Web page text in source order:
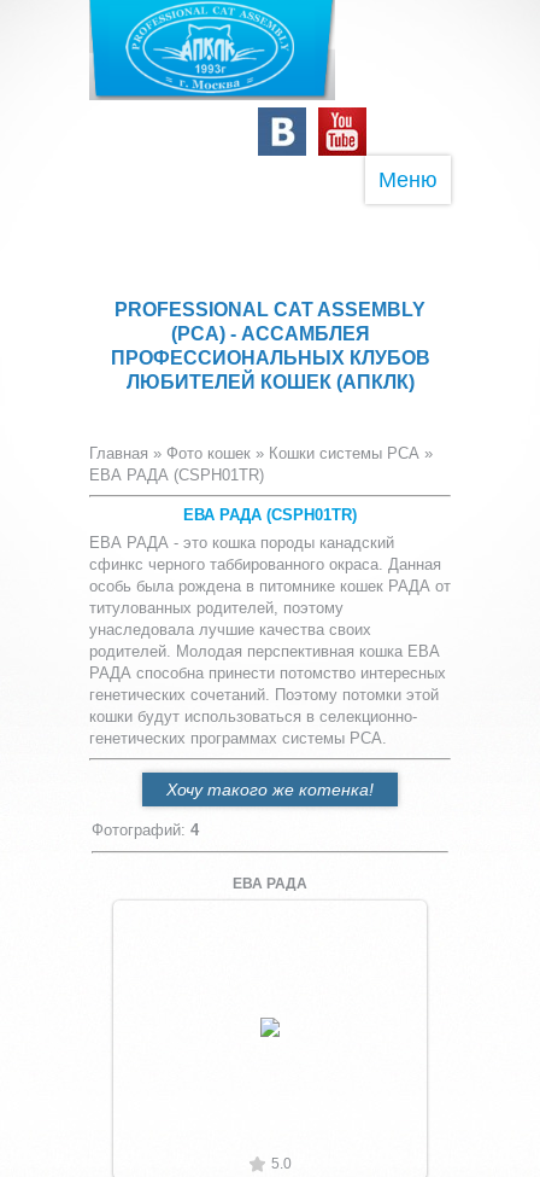
Меню
PROFESSIONAL CAT ASSEMBLY
(PCA) - АССАМБЛЕЯ
ПРОФЕССИОНАЛЬНЫХ КЛУБОВ
ЛЮБИТЕЛЕЙ КОШЕК (АПКЛК)
Главная » Фото кошек » Кошки системы PCA »
ЕВА РАДА (CSPH01TR)
ЕВА РАДА (CSPH01TR)
ЕВА РАДА - это кошка породы канадский
сфинкс черного таббированного окраса. Данная
особь была рождена в питомнике кошек РАДА от
титулованных родителей, поэтому
унаследовала лучшие качества своих
родителей. Молодая перспективная кошка ЕВА
РАДА способна принести потомство интересных
генетических сочетаний. Поэтому потомки этой
кошки будут использоваться в селекционно-
генетических программах системы РСА.
Хочу такого же котенка!
Фотографий: 4
ЕВА РАДА
Увеличить
5.0